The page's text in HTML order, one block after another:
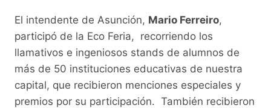
El intendente de Asunción, Mario Ferreiro,
participó de la Eco Feria, recorriendo los
llamativos e ingeniosos stands de alumnos de
más de 50 instituciones educativas de nuestra
capital, que recibieron menciones especiales y
premios por su participación. También recibieron